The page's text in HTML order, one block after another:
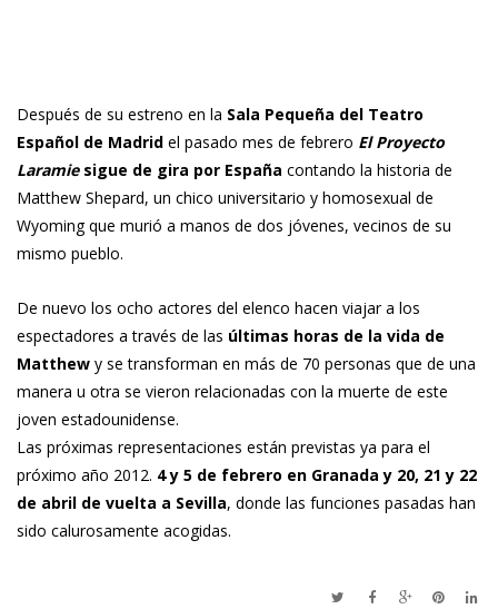
Después de su estreno en la Sala Pequeña del Teatro
Español de Madrid el pasado mes de febrero El Proyecto
Laramiesigue de gira por España contando la historia de
Matthew Shepard, un chico universitario y homosexual de
Wyoming que murió a manos de dos jóvenes, vecinos de su
mismo pueblo.
De nuevo los ocho actores del elenco hacen viajar a los
espectadores a través de las últimas horas de la vida de
Matthew y se transforman en más de 70 personas que de una
manera u otra se vieron relacionadas con la muerte de este
joven estadounidense.
Las próximas representaciones están previstas ya para el
próximo año 2012. 4 y 5 de febrero en Granada y 20, 21 y 22
de abril de vuelta a Sevilla, donde las funciones pasadas han
sido calurosamente acogidas.